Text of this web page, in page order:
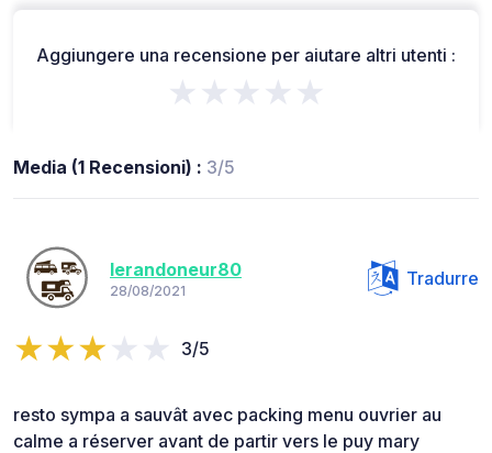
Aggiungere una recensione per aiutare altri utenti :
★★★★★
Media (1 Recensioni) : 3/5
lerandoneur80
28/08/2021
Tradurre
3/5
resto sympa a sauvât avec packing menu ouvrier au
calme a réserver avant de partir vers le puy mary